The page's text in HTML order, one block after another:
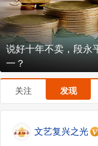
说好十年不卖，段永
一？
关注 发现
文艺复兴之光